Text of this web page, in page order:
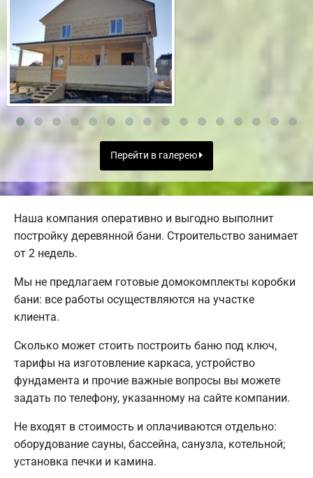
Перейти в галерею
Наша компания оперативно и выгодно выполнит
постройку деревянной бани. Строительство занимает
от 2 недель.
Мы не предлагаем готовые домокомплекты коробки
бани: все работы осуществляются на участке
клиента.
Сколько может стоить построить баню под ключ,
тарифы на изготовление каркаса, устройство
фундамента и прочие важные вопросы вы можете
задать по телефону, указанному на сайте компании.
Не входят в стоимость и оплачиваются отдельно:
оборудование сауны, бассейна, санузла, котельной;
установка печки и камина.